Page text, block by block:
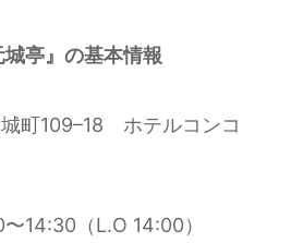
城亭』の基本情報
町109–18 ホテルコンコ
14:30（L.O 14:00）